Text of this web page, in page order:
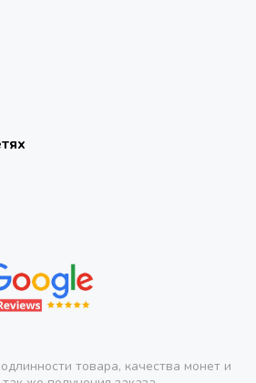
товара, качества монет и